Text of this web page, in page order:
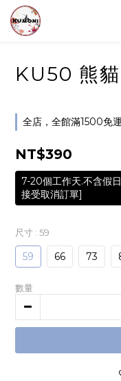
KU50 熊
全店，全館滿1500免
NT$390
7-20個工作天.不含假
接受取消訂單]
尺寸 : 59
59 66 73
數量